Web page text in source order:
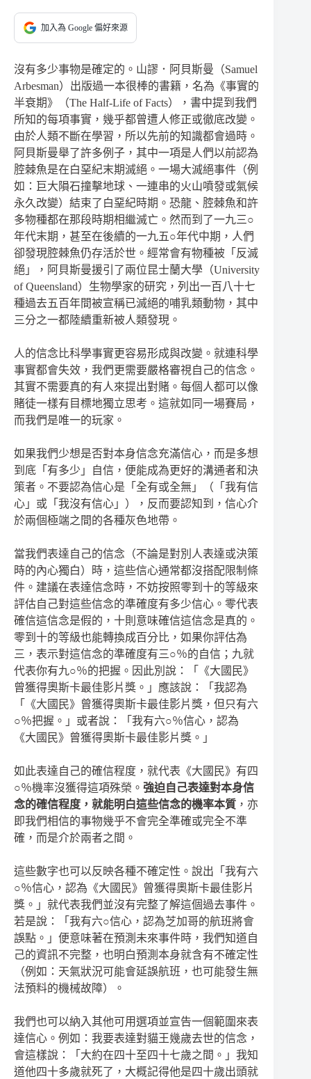
加入為 Google 偏好來源
沒有多少事物是確定的。山謬．阿貝斯曼（Samuel
Arbesman）出版過一本很棒的書籍，名為《事實的
半衰期》（The Half-Life of Facts），書中提到我們
所知的每項事實，幾乎都曾遭人修正或徹底改變。
由於人類不斷在學習，所以先前的知識都會過時。
阿貝斯曼舉了許多例子，其中一項是人們以前認為
腔棘魚是在白堊紀末期滅絕。一場大滅絕事件（例
如：巨大隕石撞擊地球、一連串的火山噴發或氣候
永久改變）結束了白堊紀時期。恐龍、腔棘魚和許
多物種都在那段時期相繼滅亡。然而到了一九三○
年代末期，甚至在後續的一九五○年代中期，人們
卻發現腔棘魚仍存活於世。經常會有物種被「反滅
絕」，阿貝斯曼援引了兩位昆士蘭大學（University
of Queensland）生物學家的研究，列出一百八十七
種過去五百年間被宣稱已滅絕的哺乳類動物，其中
三分之一都陸續重新被人類發現。
人的信念比科學事實更容易形成與改變。就連科學
事實都會失效，我們更需要嚴格審視自己的信念。
其實不需要真的有人來提出對賭。每個人都可以像
賭徒一樣有目標地獨立思考。這就如同一場賽局，
而我們是唯一的玩家。
如果我們少想是否對本身信念充滿信心，而是多想
到底「有多少」自信，便能成為更好的溝通者和決
策者。不要認為信心是「全有或全無」（「我有信
心」或「我沒有信心」），反而要認知到，信心介
於兩個極端之間的各種灰色地帶。
當我們表達自己的信念（不論是對別人表達或決策
時的內心獨白）時，這些信心通常都沒搭配限制條
件。建議在表達信念時，不妨按照零到十的等級來
評估自己對這些信念的準確度有多少信心。零代表
確信這信念是假的，十則意味確信這信念是真的。
零到十的等級也能轉換成百分比，如果你評估為
三，表示對這信念的準確度有三○％的自信；九就
代表你有九○％的把握。因此別說：「《大國民》
曾獲得奧斯卡最佳影片獎。」應該說：「我認為
「《大國民》曾獲得奧斯卡最佳影片獎，但只有六
○％把握。」或者說：「我有六○％信心，認為
《大國民》曾獲得奧斯卡最佳影片獎。」
如此表達自己的確信程度，就代表《大國民》有四
○％機率沒獲得這項殊榮。 強迫自己表達對本身信
念的確信程度，就能明白這些信念的機率本質 ，亦
即我們相信的事物幾乎不會完全準確或完全不準
確，而是介於兩者之間。
這些數字也可以反映各種不確定性。說出「我有六
○％信心，認為《大國民》曾獲得奧斯卡最佳影片
獎。」就代表我們並沒有完整了解這個過去事件。
若是說：「我有六○信心，認為芝加哥的航班將會
誤點。」便意味著在預測未來事件時，我們知道自
己的資訊不完整，也明白預測本身就含有不確定性
（例如：天氣狀況可能會延誤航班，也可能發生無
法預料的機械故障）。
我們也可以納入其他可用選項並宣告一個範圍來表
達信心。例如：我要表達對貓王幾歲去世的信念，
會這樣說：「大約在四十至四十七歲之間。」我知
道他四十多歲就死了，大概記得他是四十歲出頭就